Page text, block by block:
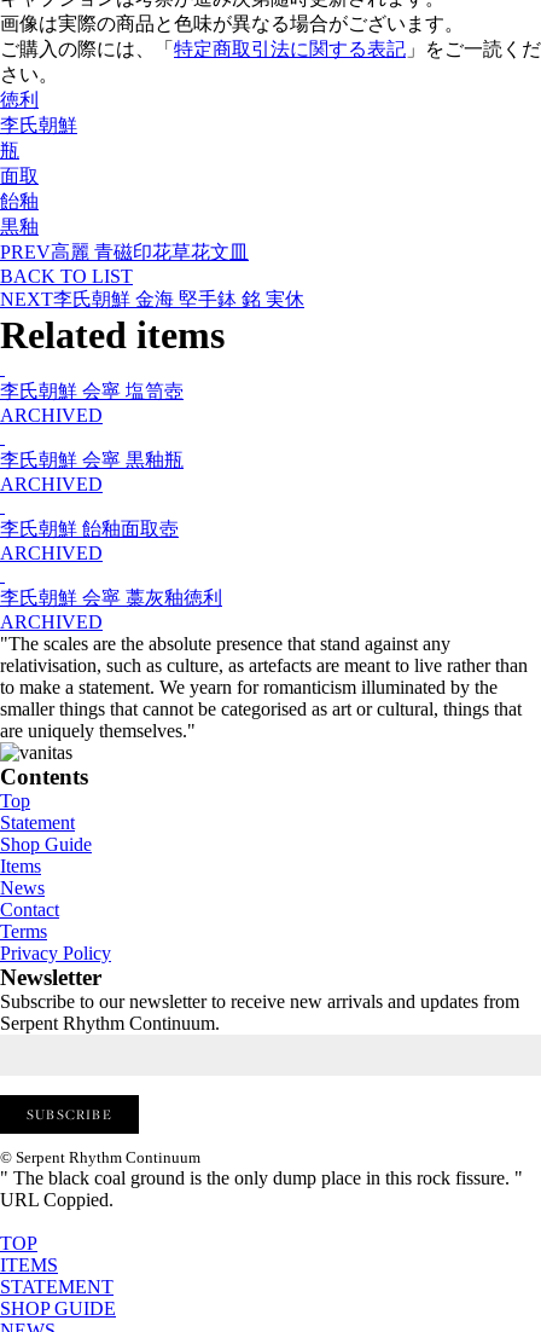
画像は実際の商品と色味が異なる場合がございます。
ご購入の際には、「 特定商取引法に関する表記 」をご一読くだ
さい。
徳利
李氏朝鮮
瓶
面取
飴釉
黒釉
PREV高麗 青磁印花草花文皿
BACK TO LIST
NEXT李氏朝鮮 金海 堅手鉢 銘 実休
Related items
李氏朝鮮 会寧 塩笥壺
ARCHIVED
李氏朝鮮 会寧 黒釉瓶
ARCHIVED
李氏朝鮮 飴釉面取壺
ARCHIVED
李氏朝鮮 会寧 藁灰釉徳利
ARCHIVED
"The scales are the absolute presence that stand against any
relativisation, such as culture, as artefacts are meant to live rather than
to make a statement. We yearn for romanticism illuminated by the
smaller things that cannot be categorised as art or cultural, things that
are uniquely themselves."
Contents
Top
Statement
Shop Guide
Items
News
Contact
Terms
Privacy Policy
Newsletter
Subscribe to our newsletter to receive new arrivals and updates from
Serpent Rhythm Continuum.
© Serpent Rhythm Continuum
" The black coal ground is the only dump place in this rock fissure. "
URL Coppied.
TOP
ITEMS
STATEMENT
SHOP GUIDE